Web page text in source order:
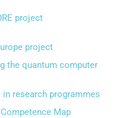
project
project
the quantum computer
research programmes
Map